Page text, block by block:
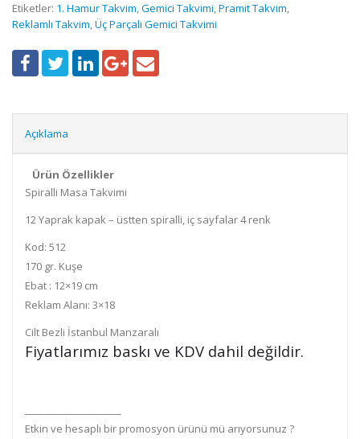
Etiketler: 1. Hamur Takvim,Gemici Takvimi,Pramit Takvim,
Reklamlı Takvim,Üç Parçalı Gemici Takvimi
Açıklama
Ürün Özellikler
Spiralli Masa Takvimi
12 Yaprak kapak – üstten spiralli, iç sayfalar 4 renk
Kod: 512
170 gr. Kuşe
Ebat : 12×19 cm
Reklam Alanı: 3×18
Cilt Bezli İstanbul Manzaralı
Fiyatlarımız baskı ve KDV dahil değildir.
Etkin ve hesaplı bir promosyon ürünü mü arıyorsunuz ?